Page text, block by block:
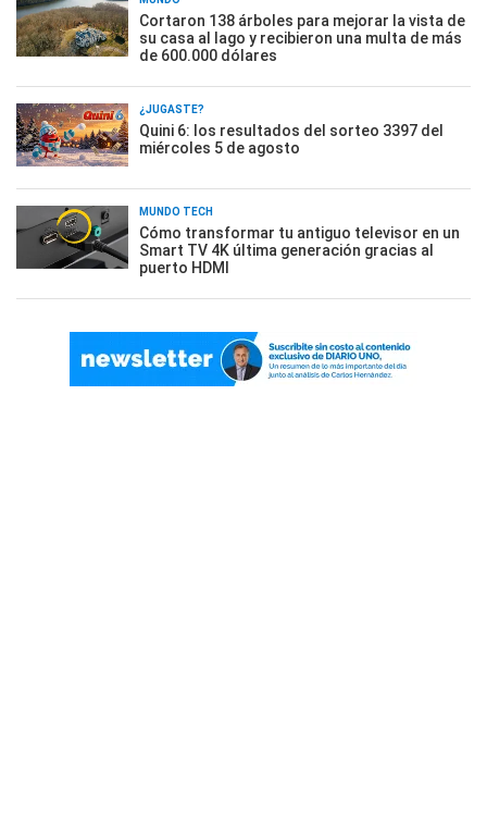
Cortaron 138 árboles para mejorar la vista de
su casa al lago y recibieron una multa de más
de 600.000 dólares
¿JUGASTE?
Quini 6: los resultados del sorteo 3397 del
miércoles 5 de agosto
MUNDO TECH
Cómo transformar tu antiguo televisor en un
Smart TV 4K última generación gracias al
puerto HDMI